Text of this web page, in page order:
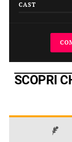
CAST
SCOPRI